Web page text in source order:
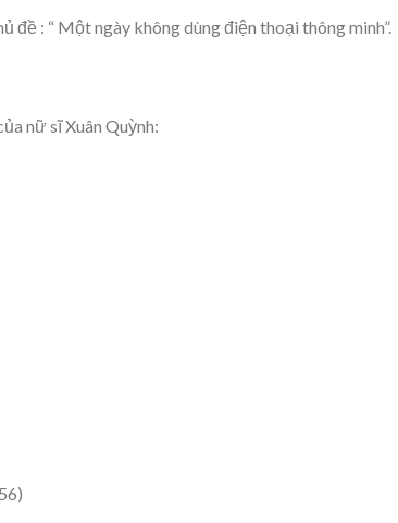
: “ Một ngày không dùng điện thoại thông minh”.
nữ sĩ Xuân Quỳnh: